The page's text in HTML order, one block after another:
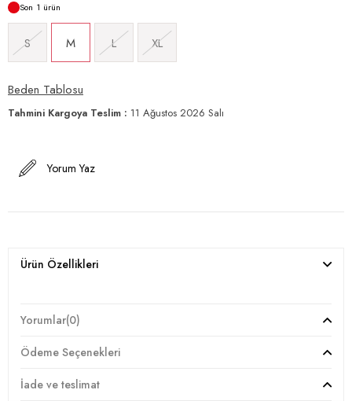
1
S M L XL
Beden Tablosu
Tahmini Kargoya Teslim : 11 Ağustos 2026 Salı
Yorum Yaz
Ürün Özellikleri
Yorumlar(0)
Ödeme Seçenekleri
İade ve teslimat